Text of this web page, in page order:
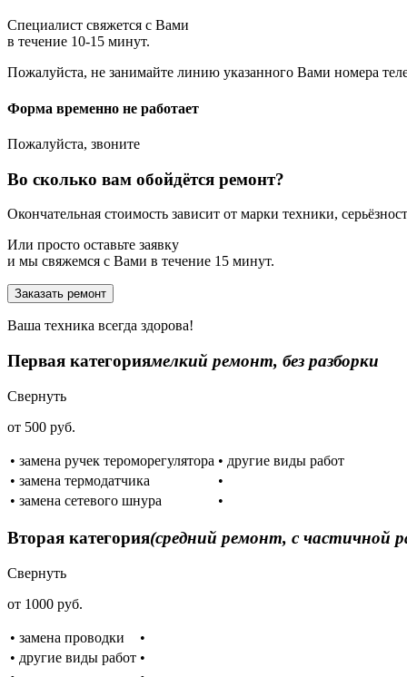
Специалист свяжется с Вами
в течение 10-15 минут.
Пожалуйста, не занимайте линию указанного Вами номера
Форма временно не работает
Пожалуйста, звоните
Во сколько вам обойдётся ремонт?
Окончательная стоимость зависит от марки техники,
Или просто оставьте заявку
и мы свяжемся с Вами в течение 15 минут.
Заказать ремонт
Ваша техника всегда здорова!
Первая категориямелкий ремонт, без разборки
Свернуть
от 500 руб.
• замена ручек тероморегулятора • другие виды работ
• замена термодатчика
•
• замена сетевого шнура
•
Вторая категория(средний ремонт, с частичной
Свернуть
от 1000 руб.
• замена проводки
•
• другие виды работ •